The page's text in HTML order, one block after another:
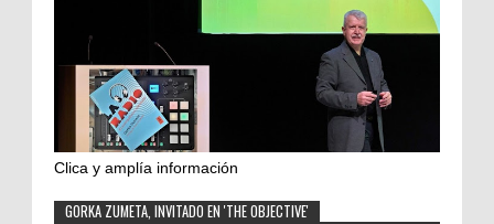
Clica y amplía información
GORKA ZUMETA, INVITADO EN 'THE OBJECTIVE'